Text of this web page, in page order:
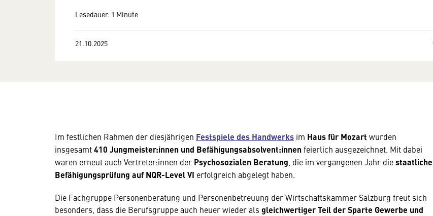
Lesedauer: 1 Minute
21.10.2025
Im festlichen Rahmen der diesjährigen Festspiele des Handwerks im Haus für Mozart wurden
insgesamt410 Jungmeister:innen und Befähigungsabsolvent:innen feierlich ausgezeichnet. Mit dabei
waren erneut auch Vertreter:innen der Psychosozialen Beratung , die im vergangenen Jahr diestaatliche
Befähigungsprüfung auf NQR-Level VI erfolgreich abgelegt haben.
Die Fachgruppe Personenberatung und Personenbetreuung der Wirtschaftskammer Salzburg freut sich
besonders, dass die Berufsgruppe auch heuer wieder als gleichwertiger Teil der Sparte Gewerbe und